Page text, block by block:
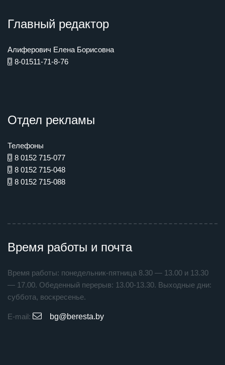
Главный редактор
Алиферович Елена Борисовна
8-01511-71-8-76
Отдел рекламы
Телефоны
8 0152 715-077
8 0152 715-048
8 0152 715-088
Время работы и почта
Время работы: понедельник-пятница 8.30 — 13.00 и 13.30
— 17.00. Обеденный перерыв: 13.00-13.30. Выходные дни:
суббота, воскресенье.
E-mail: bg@beresta.by